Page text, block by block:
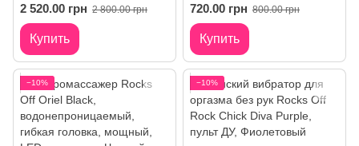
2 520.00 грн 2 800.00 грн
Купить
720.00 грн 800.00 грн
Купить
−10% −10%